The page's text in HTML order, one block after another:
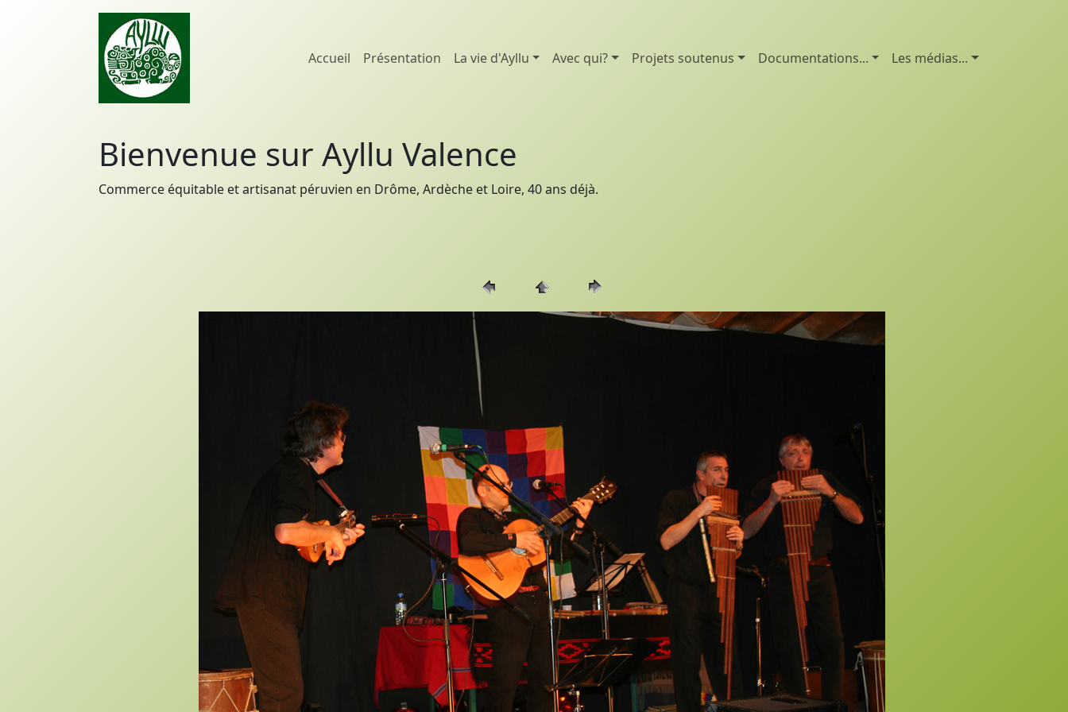
Accueil Présentation La vie d'Ayllu Avec qui? Projets soutenus Documentations... Les médias...
Bienvenue sur Ayllu Valence
Commerce équitable et artisanat péruvien en Drôme, Ardèche et Loire, 40 ans déjà.